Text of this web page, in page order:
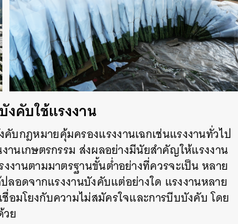
คับใช้แรงงาน
บกฎหมายคุ้มครองแรงงานเฉกเช่นแรงงานทั่วไป
านเกษตรกรรม ส่งผลอย่างมีนัยสำคัญให้แรงงาน
งานตามมาตรฐานขั้นต่ำอย่างที่ควรจะเป็นหลาย
ลอดจากแรงงานบังคับแต่อย่างใด แรงงานหลาย
มโยงกับความไม่สมัครใจและการบีบบังคับ โดย
ย